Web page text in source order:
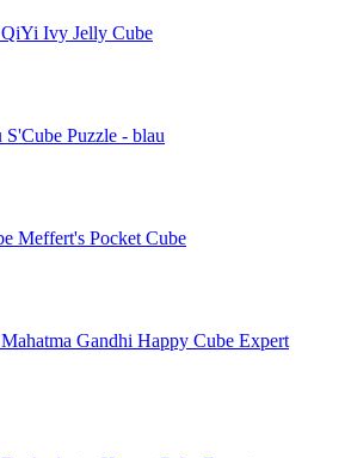
QiYi Ivy Jelly Cube
S'Cube Puzzle - blau
Meffert's Pocket Cube
Happy Cube Expert